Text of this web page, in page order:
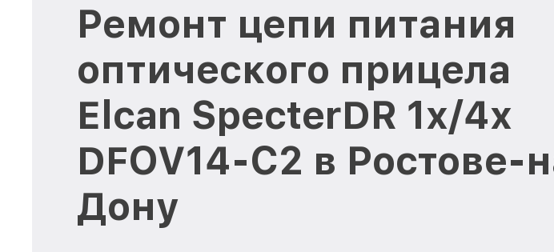
Ремонт цепи питания
оптического прицела
Elcan SpecterDR 1x/4x
DFOV14-C2 в Ростове-
Дону